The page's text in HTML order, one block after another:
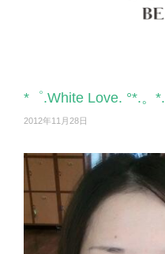
*゜.White Love. °*.。*.
2012年11月28日